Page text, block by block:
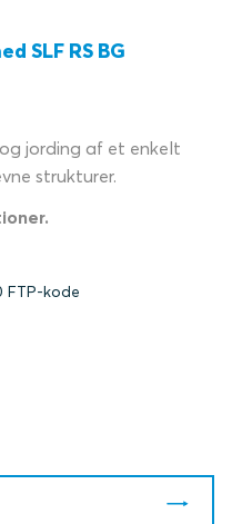
SLF RS BG
jording af et enkelt
strukturer.
FTP-kode